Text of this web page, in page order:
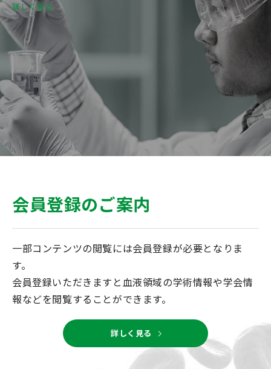
詳しく見る
会員登録のご案内
一部コンテンツの閲覧には会員登録が必要となりま
す。
会員登録いただきますと血液領域の学術情報や学会情
報などを閲覧することができます。
詳しく見る chevron_right